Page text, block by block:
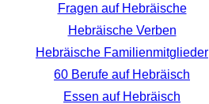
Fragen auf Hebräische
Hebräische Verben
Hebräische Familienmitglieder
60 Berufe auf Hebräisch
Essen auf Hebräisch